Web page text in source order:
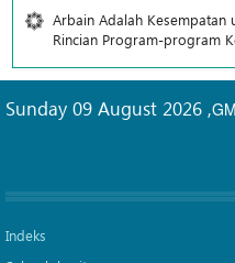
Arbain Adalah Kesempatan
Rincian Program-program
Sunday 09 August 2026 ,
Indeks